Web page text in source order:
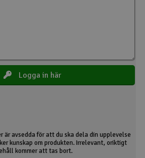
Logga in här
är avsedda för att du ska dela din upplevelse
kunskap om produkten. Irrelevant, oriktigt
kommer att tas bort.